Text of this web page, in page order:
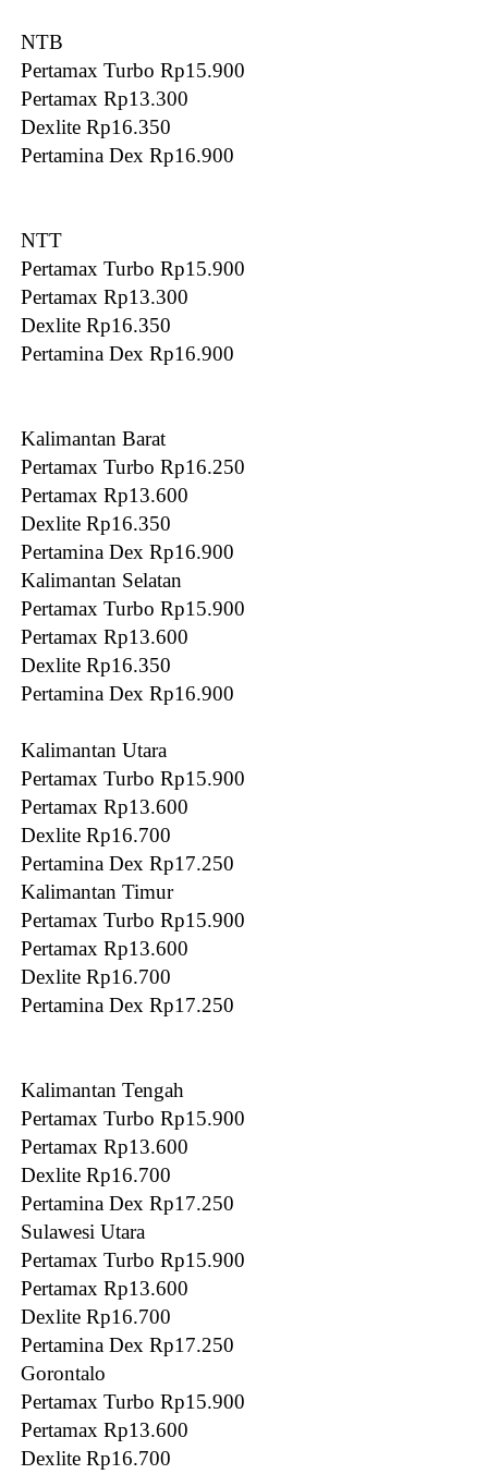
NTB
Pertamax Turbo Rp15.900
Pertamax Rp13.300
Dexlite Rp16.350
Pertamina Dex Rp16.900
NTT
Pertamax Turbo Rp15.900
Pertamax Rp13.300
Dexlite Rp16.350
Pertamina Dex Rp16.900
Kalimantan Barat
Pertamax Turbo Rp16.250
Pertamax Rp13.600
Dexlite Rp16.350
Pertamina Dex Rp16.900
Kalimantan Selatan
Pertamax Turbo Rp15.900
Pertamax Rp13.600
Dexlite Rp16.350
Pertamina Dex Rp16.900
Kalimantan Utara
Pertamax Turbo Rp15.900
Pertamax Rp13.600
Dexlite Rp16.700
Pertamina Dex Rp17.250
Kalimantan Timur
Pertamax Turbo Rp15.900
Pertamax Rp13.600
Dexlite Rp16.700
Pertamina Dex Rp17.250
Kalimantan Tengah
Pertamax Turbo Rp15.900
Pertamax Rp13.600
Dexlite Rp16.700
Pertamina Dex Rp17.250
Sulawesi Utara
Pertamax Turbo Rp15.900
Pertamax Rp13.600
Dexlite Rp16.700
Pertamina Dex Rp17.250
Gorontalo
Pertamax Turbo Rp15.900
Pertamax Rp13.600
Dexlite Rp16.700